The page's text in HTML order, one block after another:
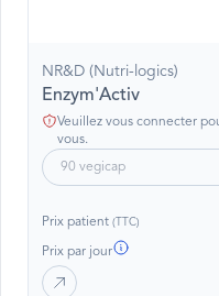
NR&D (Nutri-logics)
Enzym'Activ
Veuillez vous connecter
vous.
90 vegicap
Prix patient (TTC)
Prix par jour